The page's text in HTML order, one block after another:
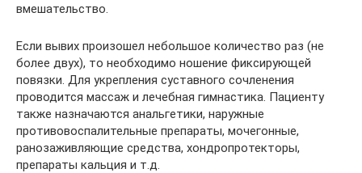
вмешательство.
Если вывих произошел небольшое количество раз (не
более двух), то необходимо ношение фиксирующей
повязки. Для укрепления суставного сочленения
проводится массаж и лечебная гимнастика. Пациенту
также назначаются анальгетики, наружные
противовоспалительные препараты, мочегонные,
ранозаживляющие средства, хондропротекторы,
препараты кальция и т.д.